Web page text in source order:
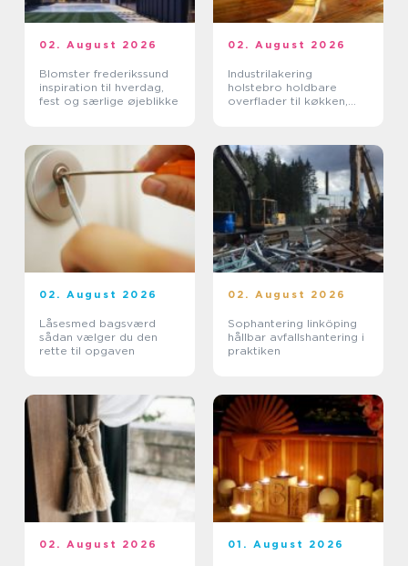
02. August 2026
Blomster frederikssund
inspiration til hverdag,
fest og særlige øjeblikke
02. August 2026
Industrilakering
holstebro holdbare
overflader til køkken,
02. August 2026
Låsesmed bagsværd
sådan vælger du den
rette til opgaven
02. August 2026
Sophantering linköping
hållbar avfallshantering i
praktiken
02. August 2026 01. August 2026